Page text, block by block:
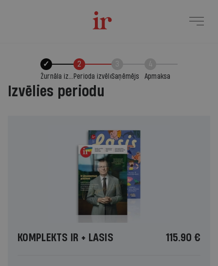
✓
Žurnāla izvēle
2
Perioda izvēleSaņēmējs Apmaksa
Izvēlies periodu
KOMPLEKTS IR + LASIS 115.90 €